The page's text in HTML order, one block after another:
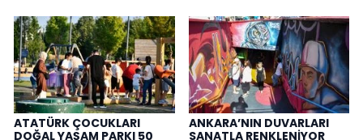
ATATÜRK ÇOCUKLARI
DOĞAL YAŞAM PARKI 50
ANKARA’NIN DUVARLARI
SANATLA RENKLENİYOR